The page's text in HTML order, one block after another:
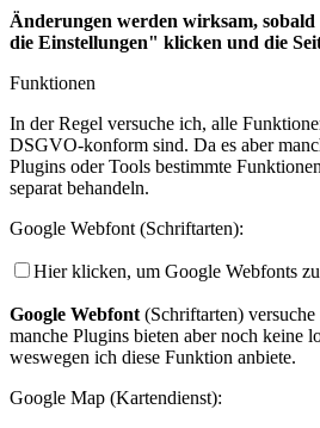
Änderungen werden wirksam,
die Einstellungen" klicken und die
Funktionen
In der Regel versuche ich, alle
DSGVO-konform sind. Da es aber
Plugins oder Tools bestimmte
separat behandeln.
Google Webfont (Schriftarten):
Hier klicken, um Google Webfonts
Google Webfont (Schriftarten)
manche Plugins bieten aber noch keine
weswegen ich diese Funktion anbiete.
Google Map (Kartendienst):